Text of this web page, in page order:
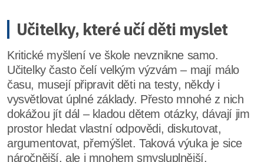
Učitelky, které učí děti myslet
Kritické myšlení ve škole nevznikne samo.
Učitelky často čelí velkým výzvám – mají málo
času, musejí připravit děti na testy, někdy i
vysvětlovat úplné základy. Přesto mnohé z nich
dokážou jít dál – kladou dětem otázky, dávají jim
prostor hledat vlastní odpovědi, diskutovat,
argumentovat, přemýšlet. Taková výuka je sice
náročnější, ale i mnohem smysluplnější.